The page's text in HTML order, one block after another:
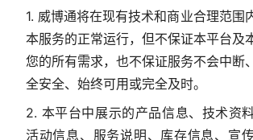
1. 威博通将在现有技术和商业合理范围
本服务的正常运行，但不保证本平台及
您的所有需求，也不保证服务不会中断
全安全、始终可用或完全及时。
2. 本平台中展示的产品信息、技术资
活动信息、服务说明、库存信息、宣